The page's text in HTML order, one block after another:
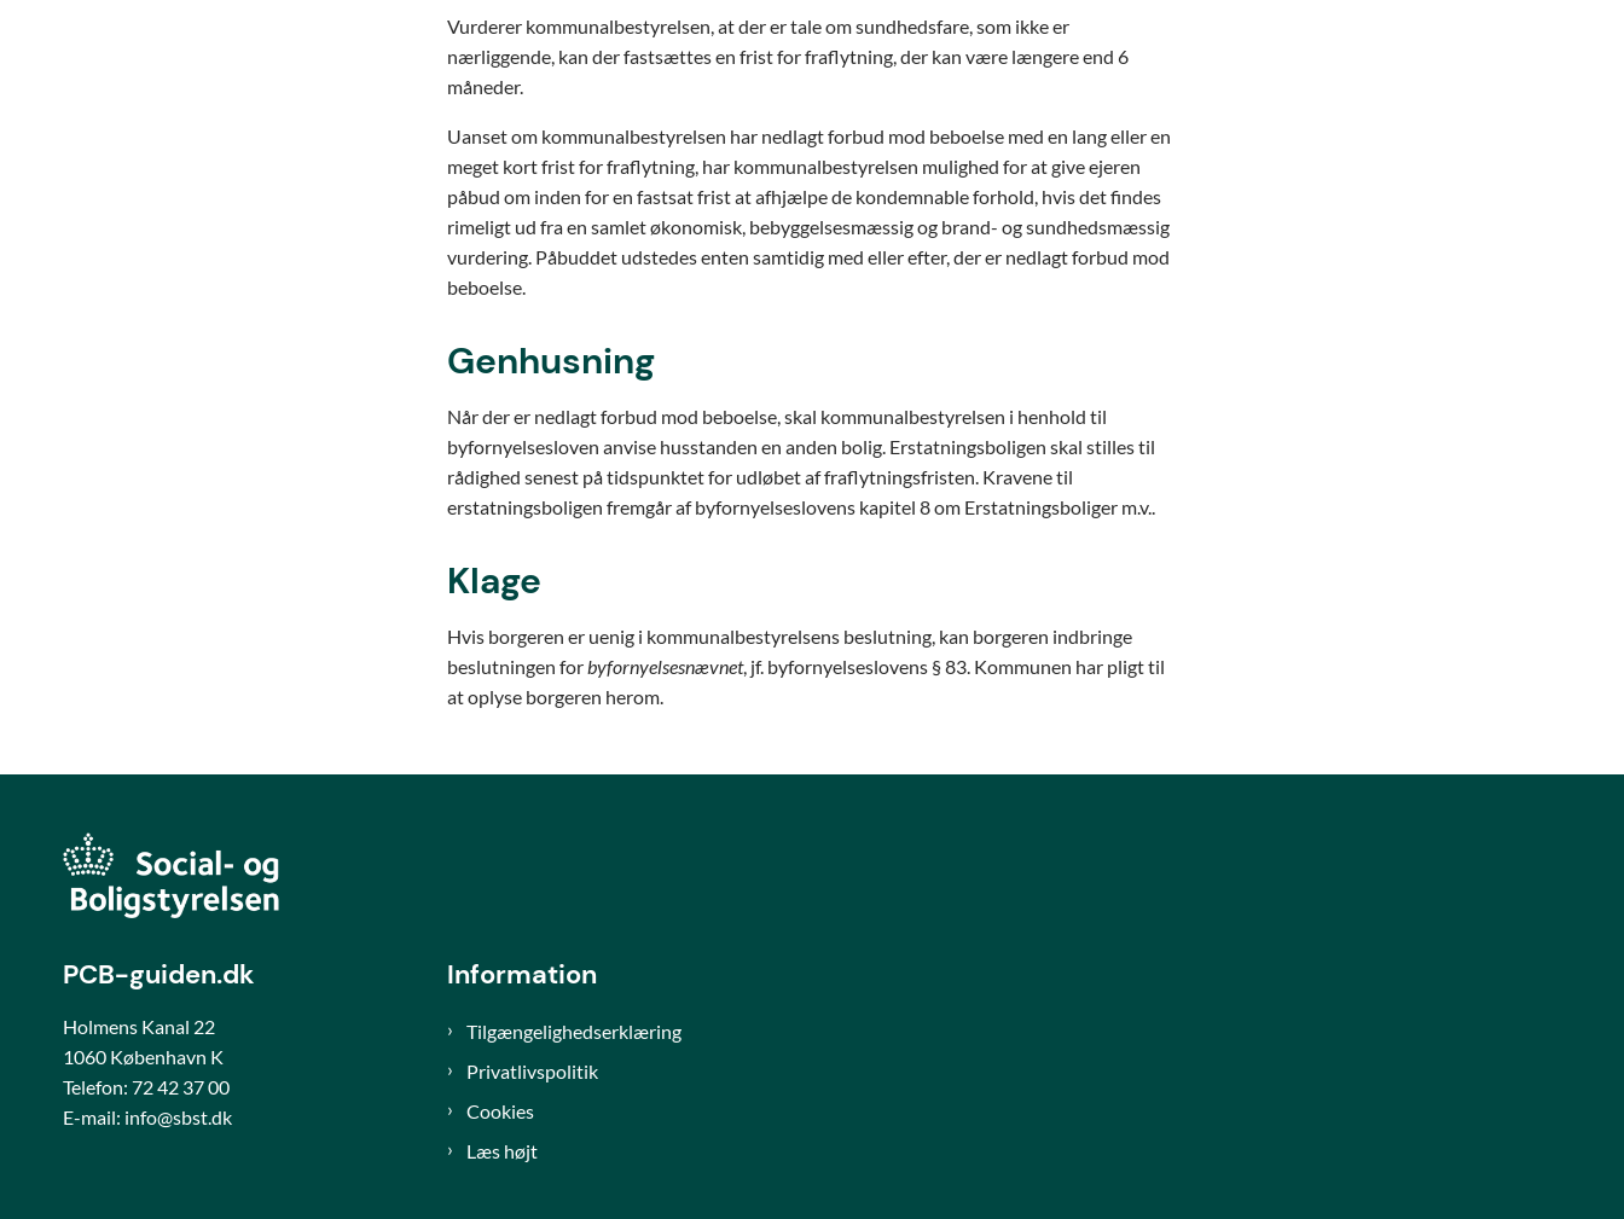
Vurderer kommunalbestyrelsen, at der er tale om sundhedsfare, som ikke er
nærliggende, kan der fastsættes en frist for fraflytning, der kan være længere end 6
måneder.
Uanset om kommunalbestyrelsen har nedlagt forbud mod beboelse med en lang eller en
meget kort frist for fraflytning, har kommunalbestyrelsen mulighed for at give ejeren
påbud om inden for en fastsat frist at afhjælpe de kondemnable forhold, hvis det findes
rimeligt ud fra en samlet økonomisk, bebyggelsesmæssig og brand- og sundhedsmæssig
vurdering. Påbuddet udstedes enten samtidig med eller efter, der er nedlagt forbud mod
beboelse.
Genhusning
Når der er nedlagt forbud mod beboelse, skal kommunalbestyrelsen i henhold til
byfornyelsesloven anvise husstanden en anden bolig. Erstatningsboligen skal stilles til
rådighed senest på tidspunktet for udløbet af fraflytningsfristen. Kravene til
erstatningsboligen fremgår af byfornyelseslovens kapitel 8 om Erstatningsboliger m.v..
Klage
Hvis borgeren er uenig i kommunalbestyrelsens beslutning, kan borgeren indbringe
beslutningen forbyfornyelsesnævnet, jf. byfornyelseslovens § 83. Kommunen har pligt til
at oplyse borgeren herom.
PCB-guiden.dk
Holmens Kanal 22
1060 København K
Telefon: 72 42 37 00
E-mail: info@sbst.dk
Information
Tilgængelighedserklæring
Privatlivspolitik
Cookies
Læs højt